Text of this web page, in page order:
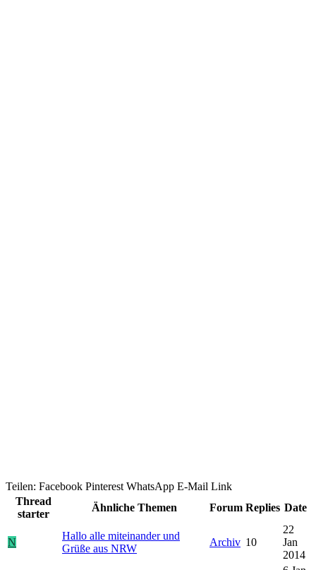
Teilen: Facebook Pinterest WhatsApp E-Mail Link
Thread
starter
Ähnliche Themen Forum Replies Date
N
Hallo alle miteinander und
Grüße aus NRW
Archiv 10
22
Jan
2014